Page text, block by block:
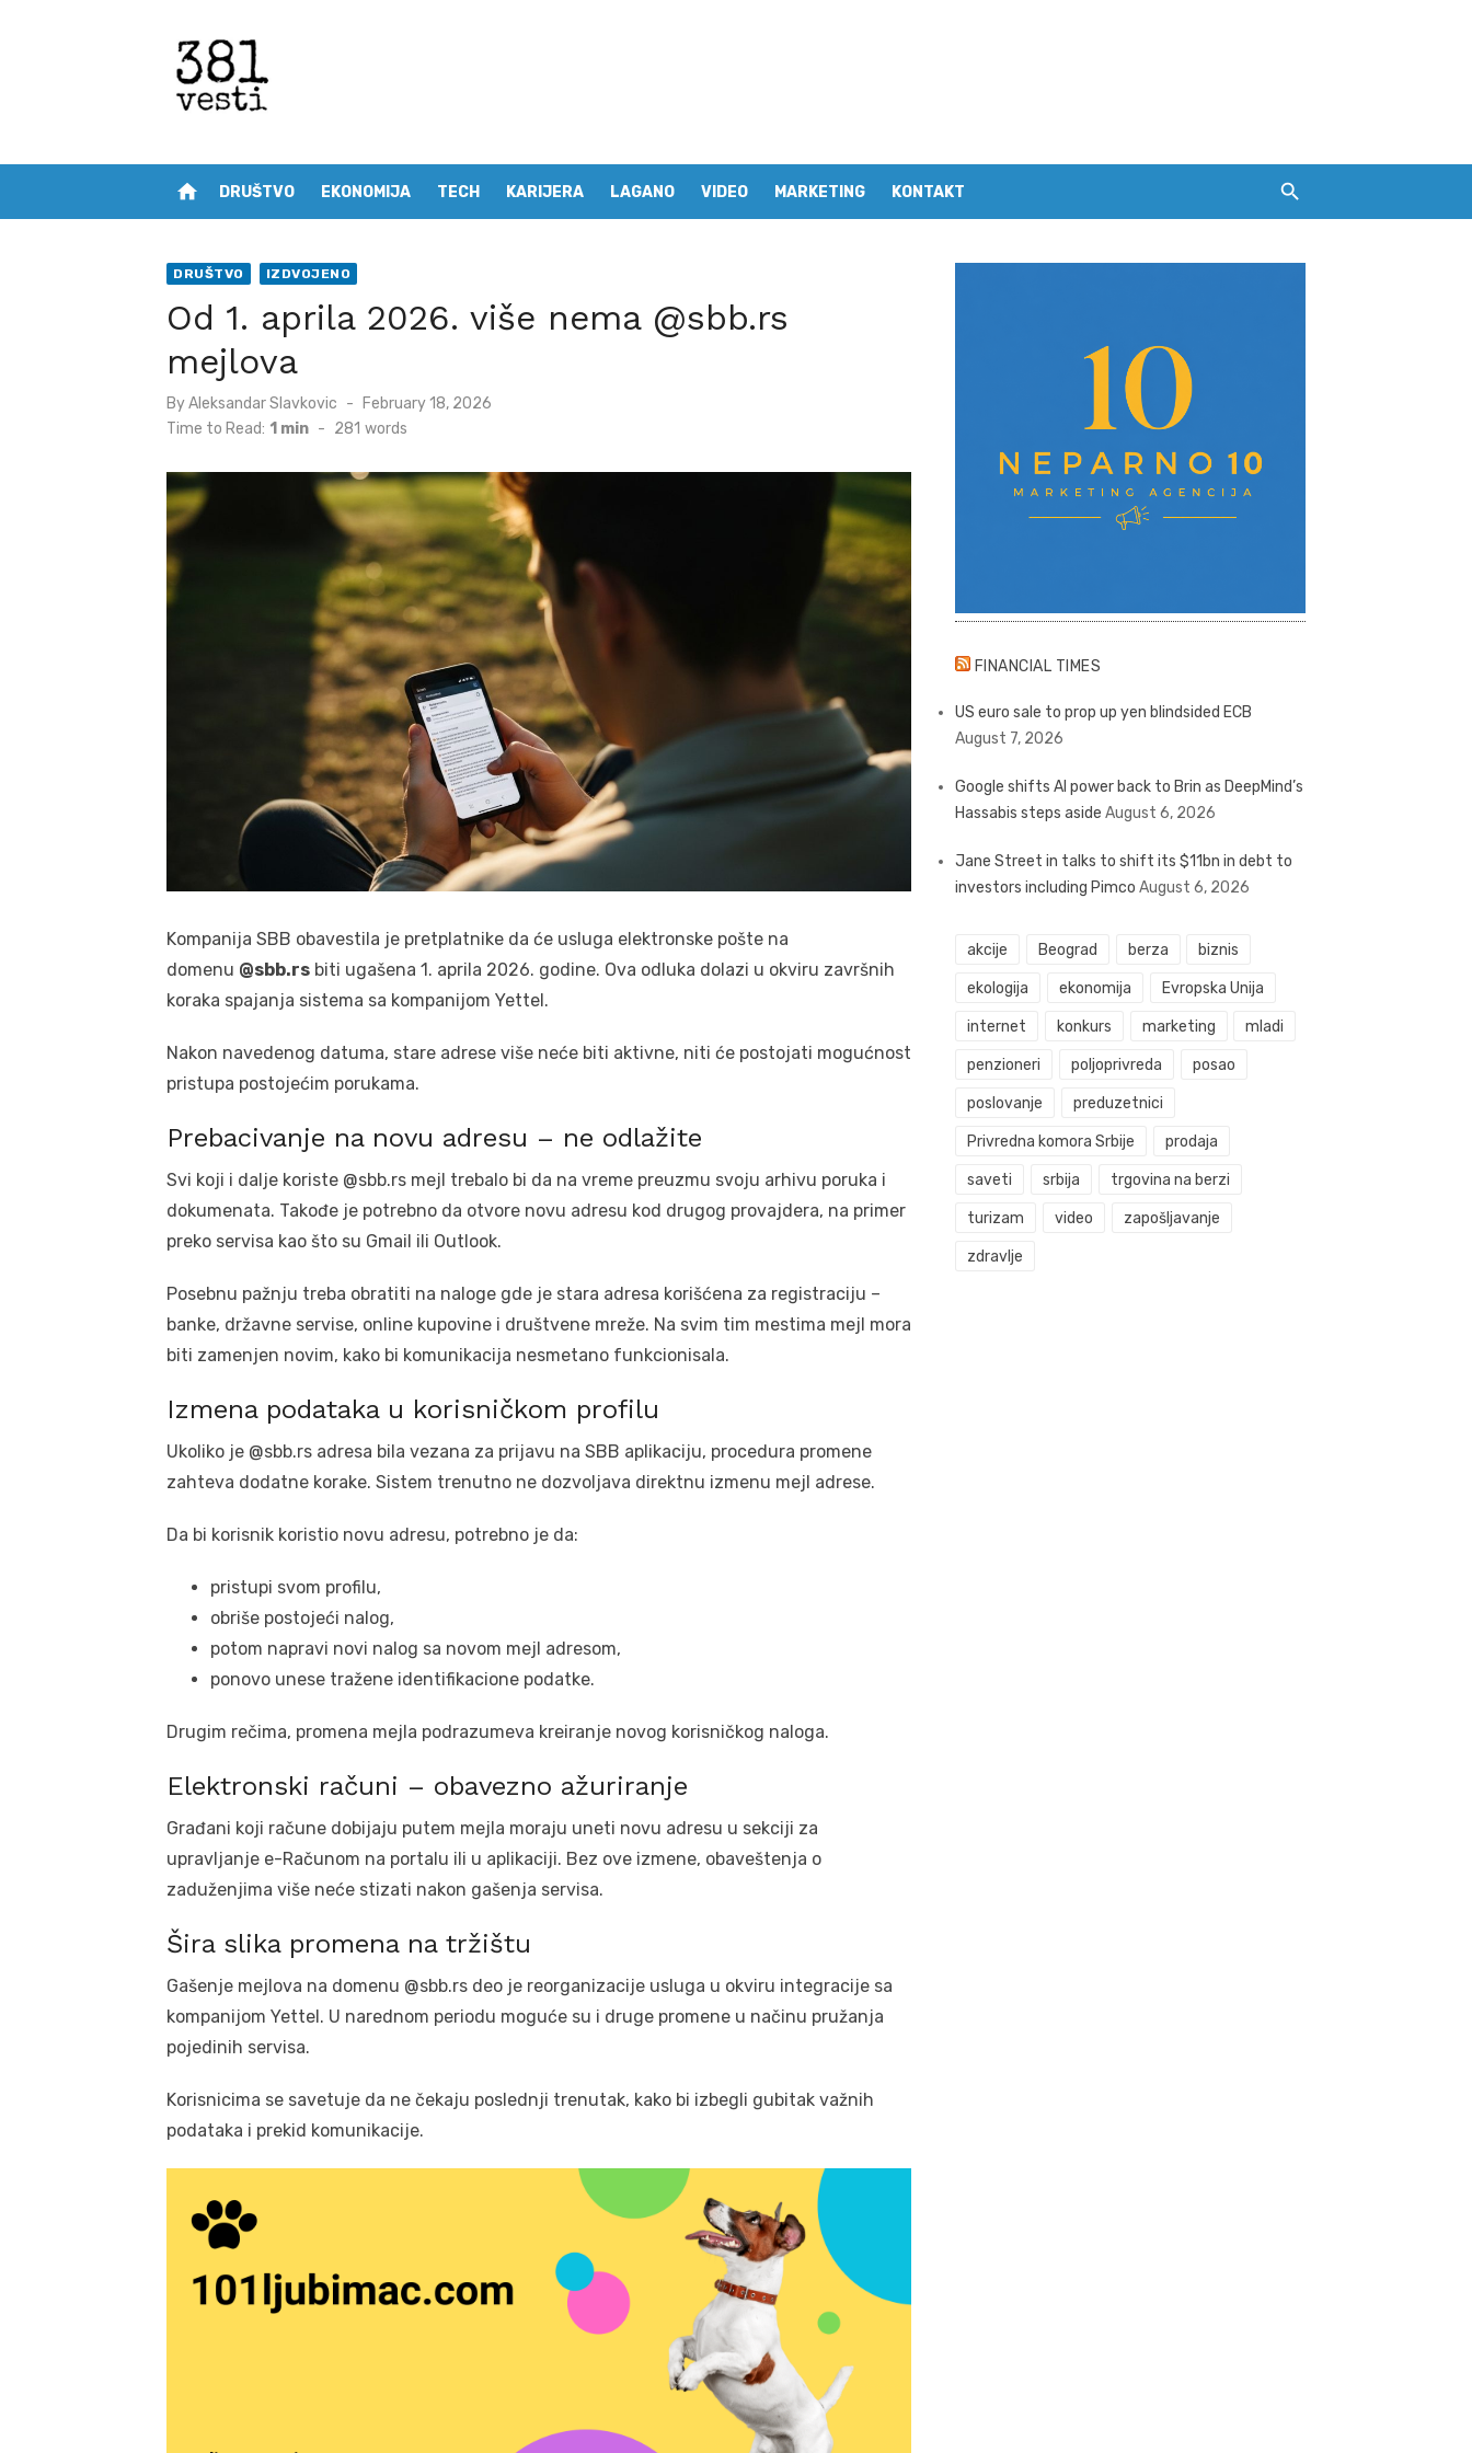
home DRUŠTVO EKONOMIJA TECH KARIJERA LAGANO VIDEO MARKETING KONTAKT
DRUŠTVO IZDVOJENO
Od 1. aprila 2026. više nema @sbb.rs
mejlova
ByAleksandar Slavkovic
Posted
on
February 18, 2026
Time to Read: 1 min - 281 words
Kompanija SBB obavestila je pretplatnike da će usluga elektronske pošte na
domenu @sbb.rs biti ugašena 1. aprila 2026. godine. Ova odluka dolazi u okviru završnih
koraka spajanja sistema sa kompanijom Yettel.
Nakon navedenog datuma, stare adrese više neće biti aktivne, niti će postojati mogućnost
pristupa postojećim porukama.
Prebacivanje na novu adresu – ne odlažite
Svi koji i dalje koriste @sbb.rs mejl trebalo bi da na vreme preuzmu svoju arhivu poruka i
dokumenata. Takođe je potrebno da otvore novu adresu kod drugog provajdera, na primer
preko servisa kao što su Gmail ili Outlook.
Posebnu pažnju treba obratiti na naloge gde je stara adresa korišćena za registraciju –
banke, državne servise, online kupovine i društvene mreže. Na svim tim mestima mejl mora
biti zamenjen novim, kako bi komunikacija nesmetano funkcionisala.
Izmena podataka u korisničkom profilu
Ukoliko je @sbb.rs adresa bila vezana za prijavu na SBB aplikaciju, procedura promene
zahteva dodatne korake. Sistem trenutno ne dozvoljava direktnu izmenu mejl adrese.
Da bi korisnik koristio novu adresu, potrebno je da:
pristupi svom profilu,
obriše postojeći nalog,
potom napravi novi nalog sa novom mejl adresom,
ponovo unese tražene identifikacione podatke.
Drugim rečima, promena mejla podrazumeva kreiranje novog korisničkog naloga.
Elektronski računi – obavezno ažuriranje
Građani koji račune dobijaju putem mejla moraju uneti novu adresu u sekciji za
upravljanje e-Računom na portalu ili u aplikaciji. Bez ove izmene, obaveštenja o
zaduženjima više neće stizati nakon gašenja servisa.
Šira slika promena na tržištu
Gašenje mejlova na domenu @sbb.rs deo je reorganizacije usluga u okviru integracije sa
kompanijom Yettel. U narednom periodu moguće su i druge promene u načinu pružanja
pojedinih servisa.
Korisnicima se savetuje da ne čekaju poslednji trenutak, kako bi izbegli gubitak važnih
podataka i prekid komunikacije.
FINANCIAL TIMES
US euro sale to prop up yen blindsided ECB
August 7, 2026
Google shifts AI power back to Brin as DeepMind’s
Hassabis steps aside August 6, 2026
Jane Street in talks to shift its $11bn in debt to
investors including Pimco August 6, 2026
akcije Beograd berza biznis
ekologija ekonomija Evropska Unija
internet konkurs marketing mladi
penzioneri poljoprivreda posao
poslovanje preduzetnici
Privredna komora Srbije prodaja
saveti srbija trgovina na berzi
turizam video zapošljavanje
zdravlje